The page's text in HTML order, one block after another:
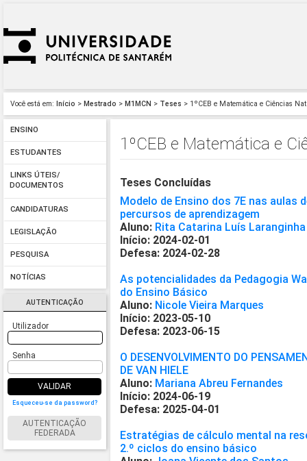
Você está em: Início > Mestrado > M1MCN > Teses > 1ºCEB e Matemática e Ciências
ENSINO
ESTUDANTES
LINKS ÚTEIS/
DOCUMENTOS
CANDIDATURAS
LEGISLAÇÃO
PESQUISA
NOTÍCIAS
AUTENTICAÇÃO
Utilizador
Senha
VALIDAR
Esqueceu-se da password?
AUTENTICAÇÃO
FEDERADA
1ºCEB e Matemática e
Teses Concluídas
Modelo de Ensino dos 7E nas aulas
percursos de aprendizagem
Aluno: Rita Catarina Luís Laranginha
Início: 2024-02-01
Defesa: 2024-02-28
As potencialidades da Pedagogia
do Ensino Básico
Aluno: Nicole Vieira Marques
Início: 2023-05-10
Defesa: 2023-06-15
O DESENVOLVIMENTO DO
DE VAN HIELE
Aluno: Mariana Abreu Fernandes
Início: 2024-06-19
Defesa: 2025-04-01
Estratégias de cálculo mental na
2.º ciclos do ensino básico